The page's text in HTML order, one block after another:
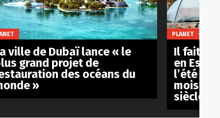
ville de Dubaï lance « le
grand projet de
des océans du
»
PLANET
Il fait de
en
l’été
mois en
siècle